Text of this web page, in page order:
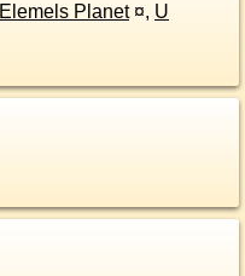
Elemels Planet ¤, U